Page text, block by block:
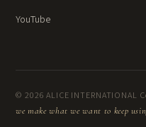
YouTube
© 2026 ALICE INTERNATIONAL
we make what we want to keep